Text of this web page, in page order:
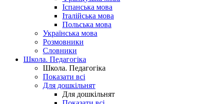
Іспанська мова
Італійська мова
Польська мова
Українська мова
Розмовники
Словники
Школа. Педагогіка
Школа. Педагогіка
Показати всі
Для дошкільнят
Для дошкільнят